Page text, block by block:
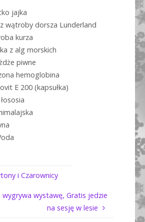
jajka
wątroby dorsza Lunderland
kurza
z alg morskich
piwne
hemoglobina
E 200 (kapsułka)
i Czarownicy
wygrywa wystawę, Gratis jedzie
na sesję w lesie